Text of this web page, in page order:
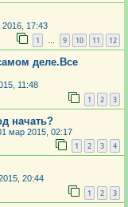
2016, 17:43
1 … 9 10 11 12
деле.Все
11:48
1 2 3
начать?
мар 2015, 02:17
1 2 3 4
20:44
1 2 3